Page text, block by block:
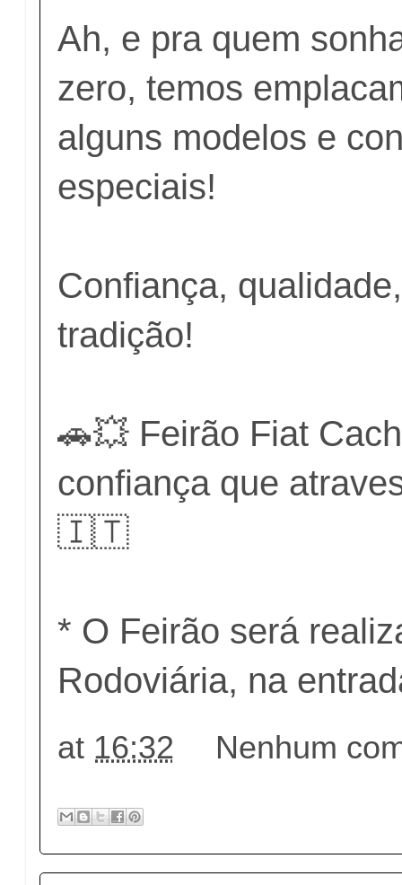
Ah, e pra quem
zero, temos
alguns modelos e
especiais!
Confiança,
tradição!
🚗💥 Feirão Fiat
confiança que
🇮🇹
* O Feirão será
Rodoviária, na
at 16:32 Nenhum